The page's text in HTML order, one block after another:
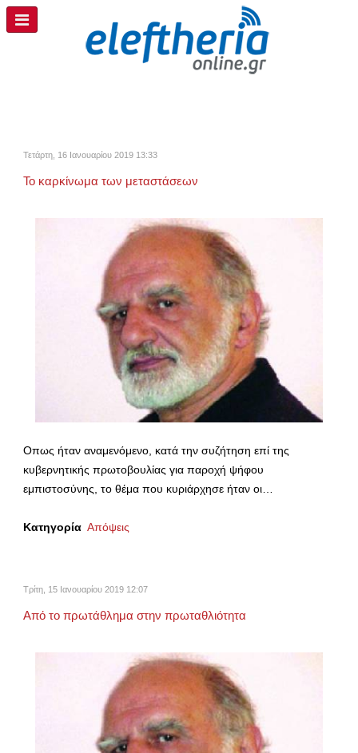
Τετάρτη, 16 Ιανουαρίου 2019 13:33
Το καρκίνωμα των μεταστάσεων
Οπως ήταν αναμενόμενο, κατά την συζήτηση επί της
κυβερνητικής πρωτοβουλίας για παροχή ψήφου
εμπιστοσύνης, το θέμα που κυριάρχησε ήταν οι…
Κατηγορία Απόψεις
Τρίτη, 15 Ιανουαρίου 2019 12:07
Από το πρωτάθλημα στην πρωταθλιότητα